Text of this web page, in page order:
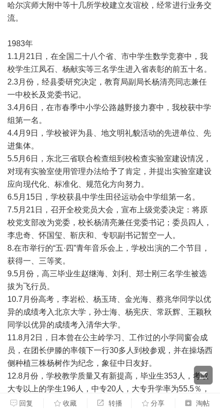
哈尔滨师大附中等十几所学校建立友谊校，经常进行业务交
流。
1983年
1.1月21日，在全国二十八个省、市中学生数学竞赛中，我
校学生江凤石、杨献实等三名学生进入省表彰的前五十名。
2.3月份，经县委研究决定，教育局副局长杨清亮同志兼任
一中校长及党委书记。
3.4月6日，在市春季中小学公路越野接力赛中，我校获中学
组第一名。
4.4月9日，学校被评为县、地文明礼貌活动的先进单位、先
进集体。
5.5月6日，东北三省联合检查组到校检查实验室建设情况，
对现有实验室使用管理办法给予了肯定，并提出实验室建设
应向现代化、标准化、规范化方向努力。
6.5月15日，学校获县中学生田径运动会中学组第一名。
7.5月21日，召开全校党员大会，宣布上级党委决定：将原
校党支部改为党委，校长杨清亮兼任党委书记；委员四人，
李忠奇、怀国玺、靳庆和、专职副书记暂空一人。
8.在市举行的“五·四”青年音乐会上，学校出演的二个节目，
获得一、三等奖。
9.5月份，高三毕业生赵继海、刘利、郑士刚三名学生被选
拔为飞行员。
10.7月份高考，李岩松、杨玉琦、金光海、蔡兆华同学以优
异的成绩考入北京大学，孙士海、杨宪庆、常跃辉、王颖秋
同学以优异的成绩考入清华大学。
11.8月2日，日本曾在公主岭学习、工作过的小学同窗会成
员，在团长伊滕的率领下一行30多人到校参观，并在操场西
侧种植三株杨树作为纪念，象征中日友好。
12.8月份，学校教学质量又有新提高，毕业生353人，考取
大专以上的学生196人，中专20人，大专升学率为55.5％，
大中专升学率61.2％（不含补习班大专51人，中专28
回复 收藏 转播 分享 淘帖